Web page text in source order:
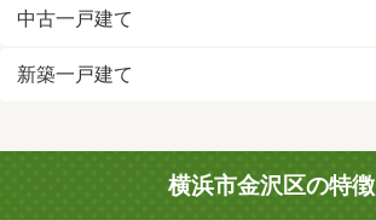
中古一戸建て
新築一戸建て
横浜市金沢区の特徴